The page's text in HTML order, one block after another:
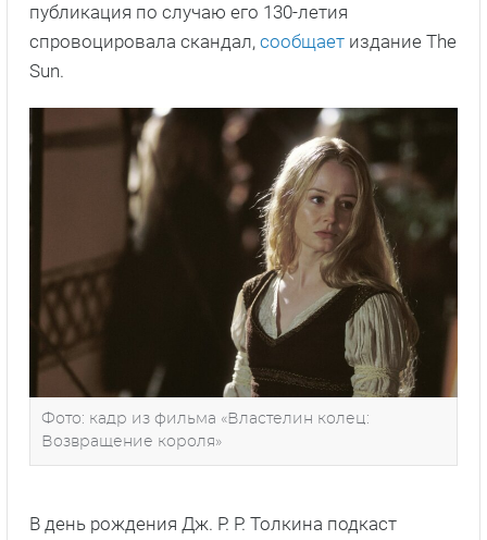
публикация по случаю его 130-летия
спровоцировала скандал, сообщает издание The
Sun.
Фото: кадр из фильма «Властелин колец:
Возвращение короля»
В день рождения Дж. Р. Р. Толкина подкаст